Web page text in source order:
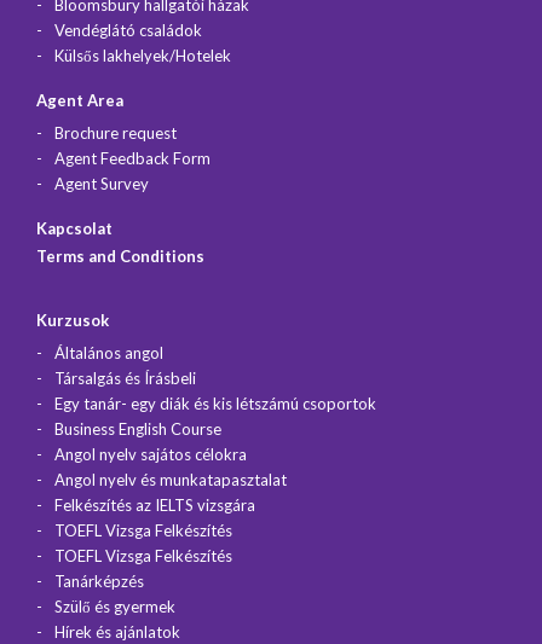
Bloomsbury hallgatói házak
Vendéglátó családok
Külsős lakhelyek/Hotelek
Agent Area
Brochure request
Agent Feedback Form
Agent Survey
Kapcsolat
Terms and Conditions
Kurzusok
Általános angol
Társalgás és Írásbeli
Egy tanár- egy diák és kis létszámú csoportok
Business English Course
Angol nyelv sajátos célokra
Angol nyelv és munkatapasztalat
Felkészítés az IELTS vizsgára
TOEFL Vizsga Felkészítés
TOEFL Vizsga Felkészítés
Tanárképzés
Szülő és gyermek
Hírek és ajánlatok